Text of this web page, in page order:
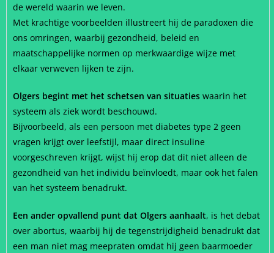
de wereld waarin we leven.
Met krachtige voorbeelden illustreert hij de paradoxen die
ons omringen, waarbij gezondheid, beleid en
maatschappelijke normen op merkwaardige wijze met
elkaar verweven lijken te zijn.
Olgers begint met het schetsen van situaties waarin het
systeem als ziek wordt beschouwd.
Bijvoorbeeld, als een persoon met diabetes type 2 geen
vragen krijgt over leefstijl, maar direct insuline
voorgeschreven krijgt, wijst hij erop dat dit niet alleen de
gezondheid van het individu beïnvloedt, maar ook het falen
van het systeem benadrukt.
Een ander opvallend punt dat Olgers aanhaalt, is het debat
over abortus, waarbij hij de tegenstrijdigheid benadrukt dat
een man niet mag meepraten omdat hij geen baarmoeder